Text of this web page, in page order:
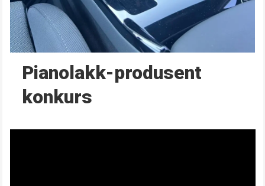
Pianolakk-produsent
konkurs